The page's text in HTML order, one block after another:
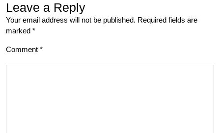
Leave a Reply
Your email address will not be published. Required fields are
marked *
Comment *